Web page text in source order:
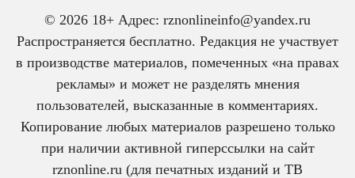
© 2026 18+ Адрес: rznonlineinfo@yandex.ru
Распространяется бесплатно. Редакция не участвует
в производстве материалов, помеченных «на правах
рекламы» и может не разделять мнения
пользователей, высказанные в комментариях.
Копирование любых материалов разрешено только
при наличии активной гиперссылки на сайт
rznonline.ru (для печатных изданий и ТВ